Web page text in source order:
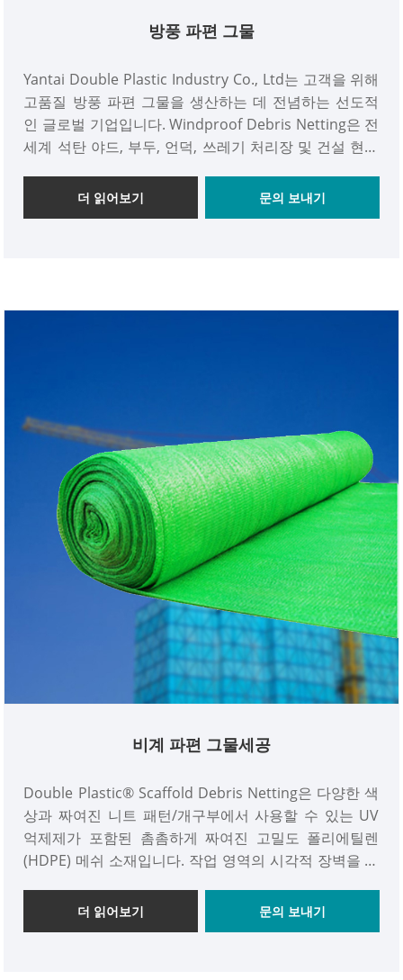
방풍 파편 그물
Yantai Double Plastic Industry Co., Ltd는 고객을 위해
고품질 방풍 파편 그물을 생산하는 데 전념하는 선도적
인 글로벌 기업입니다. Windproof Debris Netting은 전
세계 석탄 야드, 부두, 언덕, 쓰레기 처리장 및 건설 현장
신뢰할 수 있는 제조업체로서 저희 회사는 공장 직접 가
격과 완벽한 서비스를 제공하고 있습니다. Double
더 읽어보기 문의 보내기
비계 파편 그물세공
Double Plastic® Scaffold Debris Netting은 다양한 색
상과 짜여진 니트 패턴/개구부에서 사용할 수 있는 UV
억제제가 포함된 촘촘하게 짜여진 고밀도 폴리에틸렌
(HDPE) 메쉬 소재입니다. 작업 영역의 시각적 장벽을 제
Netting은 일반적으로 비계에 사용되어 건설 현장 영역
에 쓰레기와 잔해물을 보관합니다. 물체(공구, 낙하물, 부
더 읽어보기 문의 보내기